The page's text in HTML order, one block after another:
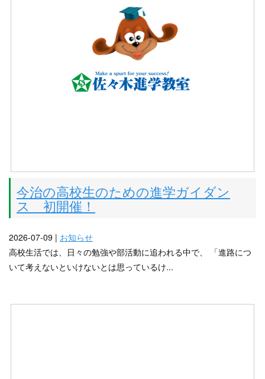
今治の高校生のための進学ガイダン
ス 初開催！
2026-07-09 | お知らせ
高校生活では、日々の勉強や部活動に追われる中で、 「進路につ
いて考えないといけないとは思っているけ...